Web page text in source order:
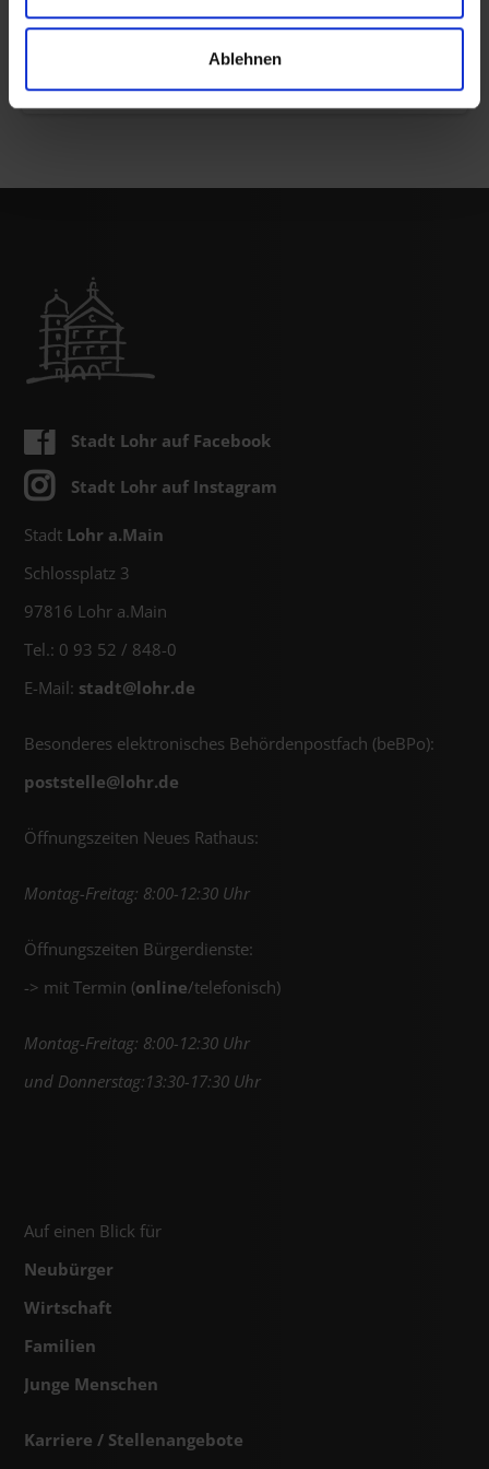
Ablehnen
Wertstoffhof
Besucher ohne entsprechende Maske werden
Stadt Lohr auf Facebook
Stadt Lohr auf Instagram
Stadt Lohr a.Main
Schlossplatz 3
97816 Lohr a.Main
Tel.: 0 93 52 / 848-0
E-Mail: stadt@lohr.de
Besonderes elektronisches Behördenpostfach (beBPo):
poststelle@lohr.de
Öffnungszeiten Neues Rathaus:
Montag-Freitag: 8:00-12:30 Uhr
Öffnungszeiten Bürgerdienste:
-> mit Termin (online/telefonisch)
Montag-Freitag: 8:00-12:30 Uhr
und Donnerstag:13:30-17:30 Uhr
Auf einen Blick für
Neubürger
Wirtschaft
Familien
Junge Menschen
Karriere / Stellenangebote